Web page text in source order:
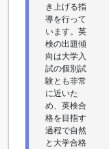
き上げる指
導を行って
います。英
検の出題傾
向は大学入
試の個別試
験とも非常
に近いた
め、英検合
格を目指す
過程で自然
と大学合格